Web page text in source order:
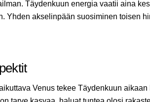
Täydenkuun energia vaatii aina
Yhden akselinpään suosiminen toisen
Venus tekee Täydenkuun